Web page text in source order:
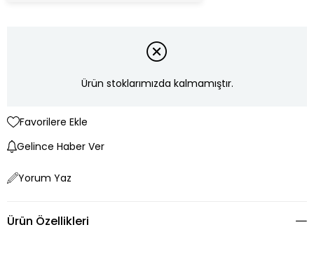
Ürün stoklarımızda kalmamıştır.
Favorilere Ekle
Gelince Haber Ver
Yorum Yaz
Ürün Özellikleri